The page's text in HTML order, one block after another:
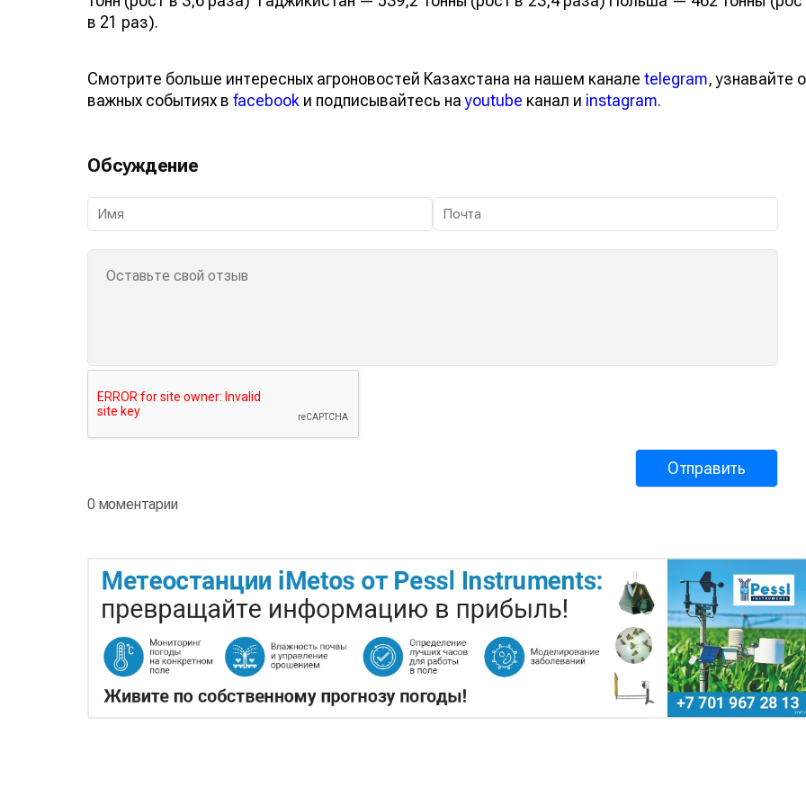
в 21 раз).
Смотрите больше интересных агроновостей Казахстана на нашем канале telegram, узнавайте о
важных событиях в facebook и подписывайтесь наyoutube канал и instagram.
Обсуждение
0 моментарии